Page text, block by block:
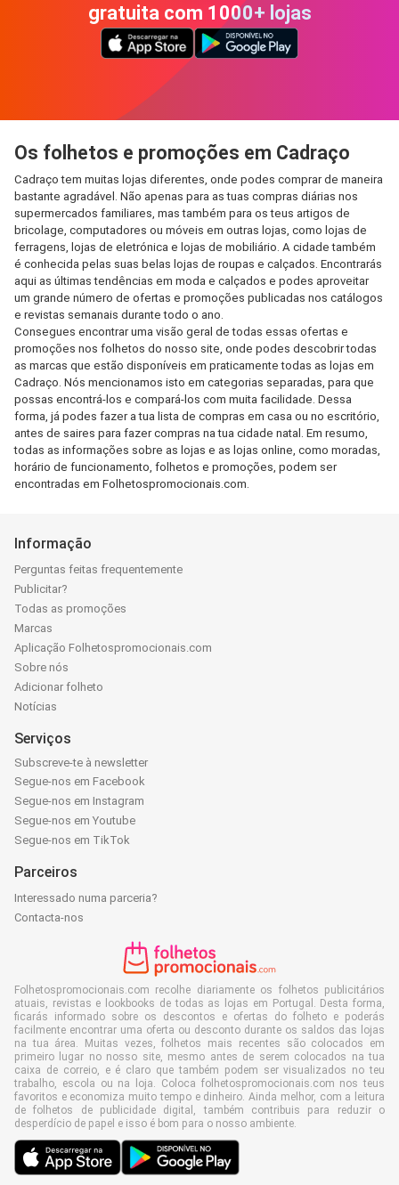
gratuita com 1000+ lojas
Os folhetos e promoções em Cadraço
Cadraço tem muitas lojas diferentes, onde podes comprar de maneira
bastante agradável. Não apenas para as tuas compras diárias nos
supermercados familiares, mas também para os teus artigos de
bricolage, computadores ou móveis em outras lojas, como lojas de
ferragens, lojas de eletrónica e lojas de mobiliário. A cidade também
é conhecida pelas suas belas lojas de roupas e calçados. Encontrarás
aqui as últimas tendências em moda e calçados e podes aproveitar
um grande número de ofertas e promoções publicadas nos catálogos
e revistas semanais durante todo o ano.
Consegues encontrar uma visão geral de todas essas ofertas e
promoções nos folhetos do nosso site, onde podes descobrir todas
as marcas que estão disponíveis em praticamente todas as lojas em
Cadraço. Nós mencionamos isto em categorias separadas, para que
possas encontrá-los e compará-los com muita facilidade. Dessa
forma, já podes fazer a tua lista de compras em casa ou no escritório,
antes de saires para fazer compras na tua cidade natal. Em resumo,
todas as informações sobre as lojas e as lojas online, como moradas,
horário de funcionamento, folhetos e promoções, podem ser
encontradas em Folhetospromocionais.com.
Informação
Perguntas feitas frequentemente
Publicitar?
Todas as promoções
Marcas
Aplicação Folhetospromocionais.com
Sobre nós
Adicionar folheto
Notícias
Serviços
Subscreve-te à newsletter
Segue-nos em Facebook
Segue-nos em Instagram
Segue-nos em Youtube
Segue-nos em TikTok
Parceiros
Interessado numa parceria?
Contacta-nos
Folhetospromocionais.com recolhe diariamente os folhetos publicitários
atuais, revistas e lookbooks de todas as lojas em Portugal. Desta forma,
ficarás informado sobre os descontos e ofertas do folheto e poderás
facilmente encontrar uma oferta ou desconto durante os saldos das lojas
na tua área. Muitas vezes, folhetos mais recentes são colocados em
primeiro lugar no nosso site, mesmo antes de serem colocados na tua
caixa de correio, e é claro que também podem ser visualizados no teu
trabalho, escola ou na loja. Coloca folhetospromocionais.com nos teus
favoritos e economiza muito tempo e dinheiro. Ainda melhor, com a leitura
de folhetos de publicidade digital, também contribuis para reduzir o
desperdício de papel e isso é bom para o nosso ambiente.